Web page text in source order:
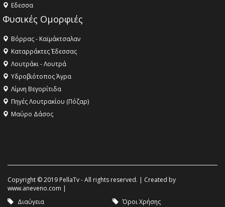
Eδεσσα
Φυσικές Ομορφιές
Βόρρας - Καϊμάκτσαλαν
Καταρράκτες Έδεσσας
Λουτράκι - Λουτρά
Υδροβιότοπος Άγρα
Λίμνη Βεγορίτιδα
Πηγές Λουτρακίου (Πόζαρ)
Μαύρο Δάσος
Copyright © 2019 PellaTv - All rights reserved. | Created by
www.aneveno.com |
Διαύγεια
Όροι Χρήσης